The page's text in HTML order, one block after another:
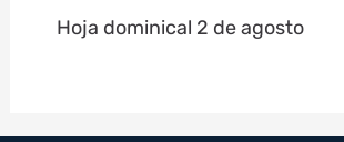
Hoja dominical 2 de agosto